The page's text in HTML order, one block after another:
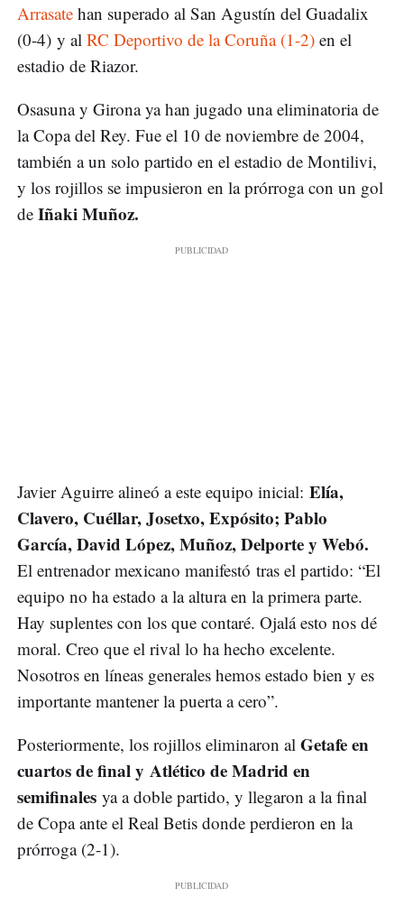
Arrasate han superado al San Agustín del Guadalix
(0-4) y al RC Deportivo de la Coruña (1-2) en el
estadio de Riazor.
Osasuna y Girona ya han jugado una eliminatoria de
la Copa del Rey. Fue el 10 de noviembre de 2004,
también a un solo partido en el estadio de Montilivi,
y los rojillos se impusieron en la prórroga con un gol
de Iñaki Muñoz.
Javier Aguirre alineó a este equipo inicial: Elía,
Clavero, Cuéllar, Josetxo, Expósito; Pablo
García, David López, Muñoz, Delporte y Webó.
El entrenador mexicano manifestó tras el partido: “El
equipo no ha estado a la altura en la primera parte.
Hay suplentes con los que contaré. Ojalá esto nos dé
moral. Creo que el rival lo ha hecho excelente.
Nosotros en líneas generales hemos estado bien y es
importante mantener la puerta a cero”.
Posteriormente, los rojillos eliminaron al Getafe en
cuartos de final y Atlético de Madrid en
semifinales ya a doble partido, y llegaron a la final
de Copa ante el Real Betis donde perdieron en la
prórroga (2-1).